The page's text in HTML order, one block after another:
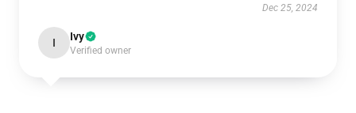
Dec 25, 2024
I Ivy
Verified owner